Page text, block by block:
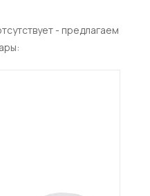
- предлагаем